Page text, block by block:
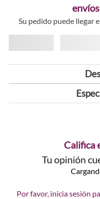
Su pedido puede llegar
Califica
Tu opinión
Por favor, inicia sesión